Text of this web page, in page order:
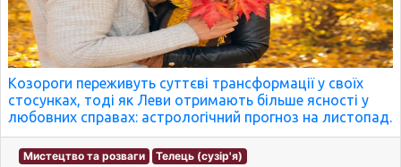
Козороги переживуть суттєві трансформації у своїх
стосунках, тоді як Леви отримають більше ясності у
любовних справах: астрологічний прогноз на листопад.
Мистецтво та розваги
Телець (сузір'я)